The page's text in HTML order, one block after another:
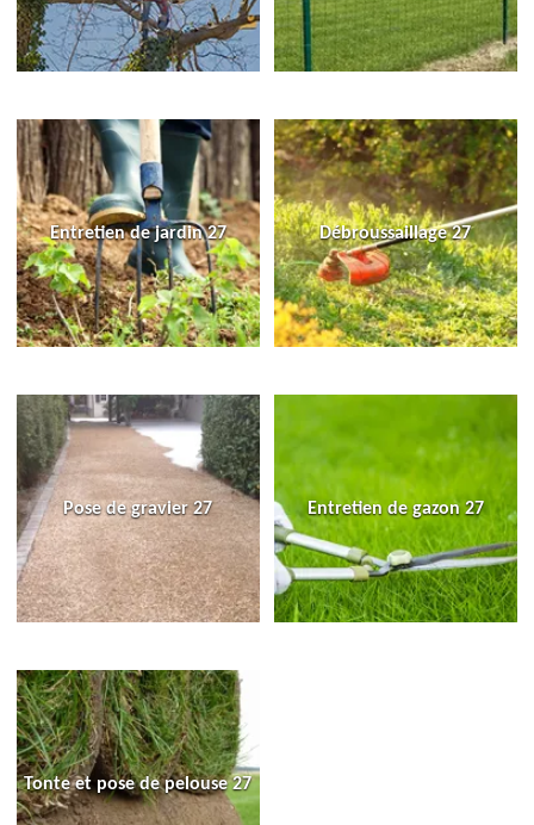
Entretien de jardin 27 Débroussaillage 27
Pose de gravier 27 Entretien de gazon 27
Tonte et pose de pelouse 27